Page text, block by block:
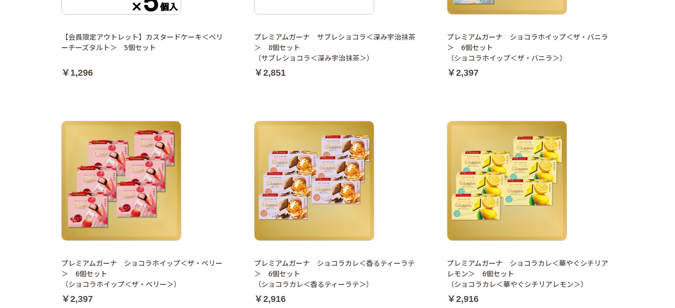
【会員限定アウトレット】カスタードケーキ＜ベリ
ーチーズタルト＞ 5個セット
￥1,296
プレミアムガーナ サブレショコラ＜深み宇治抹茶
＞ 8個セット
（サブレショコラ＜深み宇治抹茶＞）
￥2,851
プレミアムガーナ ショコラホイップ＜ザ・バニラ
＞ 6個セット
（ショコラホイップ＜ザ・バニラ＞）
￥2,397
プレミアムガーナ ショコラホイップ＜ザ・ベリー
＞ 6個セット
（ショコラホイップ＜ザ・ベリー＞）
￥2,397
プレミアムガーナ ショコラカレ＜香るティーラテ
＞ 6個セット
（ショコラカレ＜香るティーラテ＞）
￥2,916
プレミアムガーナ ショコラカレ＜華やぐシチリア
レモン＞ 6個セット
（ショコラカレ＜華やぐシチリアレモン＞）
￥2,916